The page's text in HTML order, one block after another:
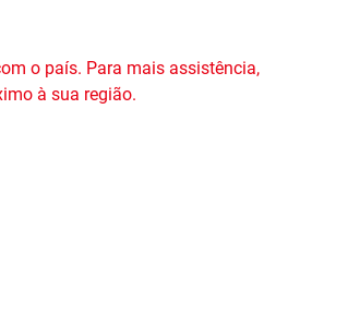
o país. Para mais assistência,
à sua região.